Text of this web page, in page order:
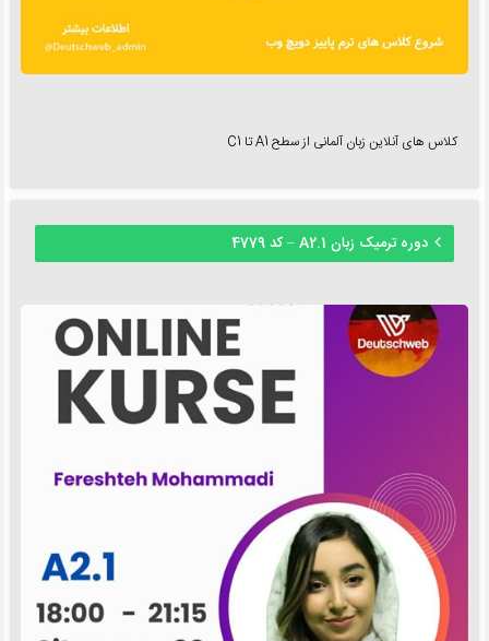
کلاس های آنلاین زبان آلمانی از سطح A1 تا C1
دوره ترمیک زبان A2.1 – کد 4779